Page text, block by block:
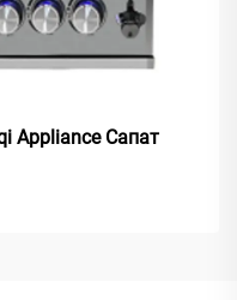
Appliance Сапат